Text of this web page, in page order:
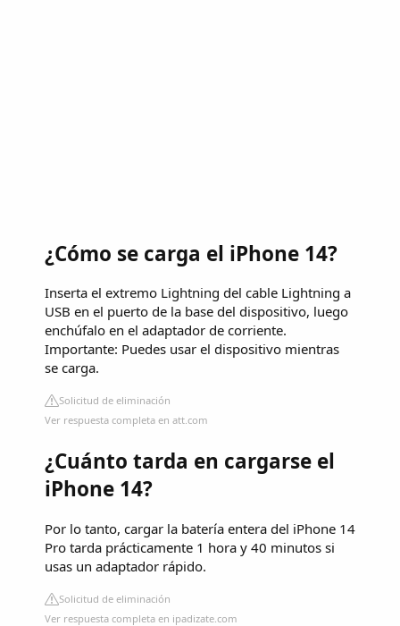
¿Cómo se carga el iPhone 14?
Inserta el extremo Lightning del cable Lightning a
USB en el puerto de la base del dispositivo, luego
enchúfalo en el adaptador de corriente.
Importante: Puedes usar el dispositivo mientras
se carga.
Solicitud de eliminación
Ver respuesta completa en att.com
¿Cuánto tarda en cargarse el
iPhone 14?
Por lo tanto, cargar la batería entera del iPhone 14
Pro tarda prácticamente 1 hora y 40 minutos si
usas un adaptador rápido.
Solicitud de eliminación
Ver respuesta completa en ipadizate.com